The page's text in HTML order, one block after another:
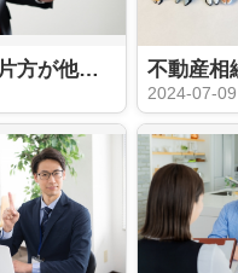
共有名義の片方が他界した場合は誰が相続するの？手続きなどについても解説
2024-07-09